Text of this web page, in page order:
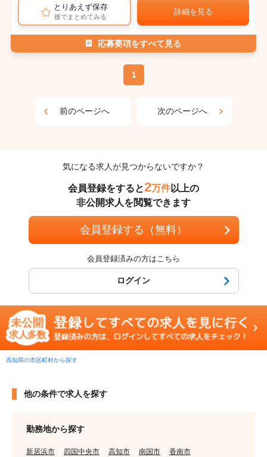
とりあえず保存
後でまとめてみる
詳細を見る
応募要項をすべて見る
1
前のページへ 次のページへ
気になる求人が見つからないですか？
会員登録をすると2万件以上の
非公開求人を閲覧できます
会員登録する（無料）
会員登録済みの方はこちら
ログイン
高知県の市区町村から探す
他の条件で求人を探す
勤務地から探す
新居浜市 四国中央市 高知市 南国市 香南市